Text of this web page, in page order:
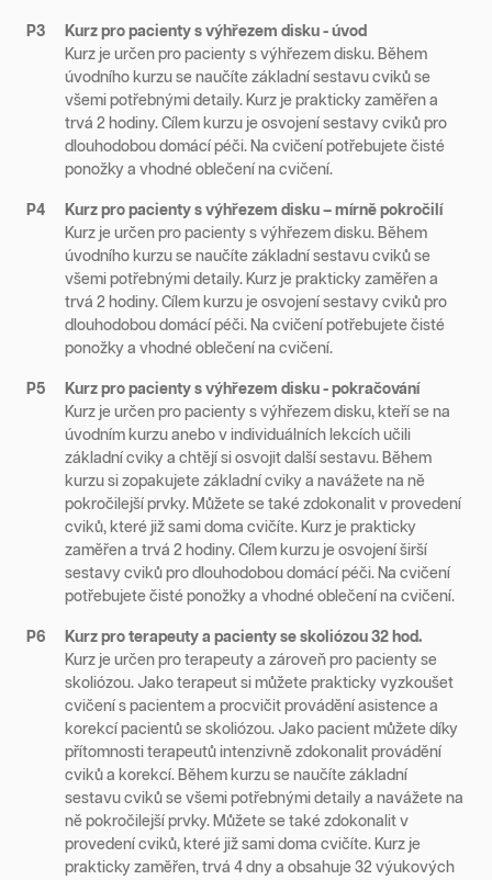
P3
Kurz pro pacienty s výhřezem disku - úvod
Kurz je určen pro pacienty s výhřezem disku. Během
úvodního kurzu se naučíte základní sestavu cviků se
všemi potřebnými detaily. Kurz je prakticky zaměřen a
trvá 2 hodiny. Cílem kurzu je osvojení sestavy cviků pro
dlouhodobou domácí péči. Na cvičení potřebujete čisté
ponožky a vhodné oblečení na cvičení.
P4
Kurz pro pacienty s výhřezem disku – mírně pokročilí
Kurz je určen pro pacienty s výhřezem disku. Během
úvodního kurzu se naučíte základní sestavu cviků se
všemi potřebnými detaily. Kurz je prakticky zaměřen a
trvá 2 hodiny. Cílem kurzu je osvojení sestavy cviků pro
dlouhodobou domácí péči. Na cvičení potřebujete čisté
ponožky a vhodné oblečení na cvičení.
P5
Kurz pro pacienty s výhřezem disku - pokračování
Kurz je určen pro pacienty s výhřezem disku, kteří se na
úvodním kurzu anebo v individuálních lekcích učili
základní cviky a chtějí si osvojit další sestavu. Během
kurzu si zopakujete základní cviky a navážete na ně
pokročilejší prvky. Můžete se také zdokonalit v provedení
cviků, které již sami doma cvičíte. Kurz je prakticky
zaměřen a trvá 2 hodiny. Cílem kurzu je osvojení širší
sestavy cviků pro dlouhodobou domácí péči. Na cvičení
potřebujete čisté ponožky a vhodné oblečení na cvičení.
P6
Kurz pro terapeuty a pacienty se skoliózou 32 hod.
Kurz je určen pro terapeuty a zároveň pro pacienty se
skoliózou. Jako terapeut si můžete prakticky vyzkoušet
cvičení s pacientem a procvičit provádění asistence a
korekcí pacientů se skoliózou. Jako pacient můžete díky
přítomnosti terapeutů intenzivně zdokonalit provádění
cviků a korekcí. Během kurzu se naučíte základní
sestavu cviků se všemi potřebnými detaily a navážete na
ně pokročilejší prvky. Můžete se také zdokonalit v
provedení cviků, které již sami doma cvičíte. Kurz je
prakticky zaměřen, trvá 4 dny a obsahuje 32 výukových